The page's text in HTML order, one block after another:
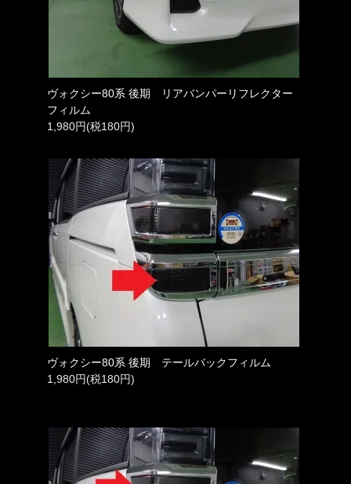
ヴォクシー80系 後期 リアバンパーリフレクター
フィルム
1,980円(税180円)
ヴォクシー80系 後期 テールバックフィルム
1,980円(税180円)